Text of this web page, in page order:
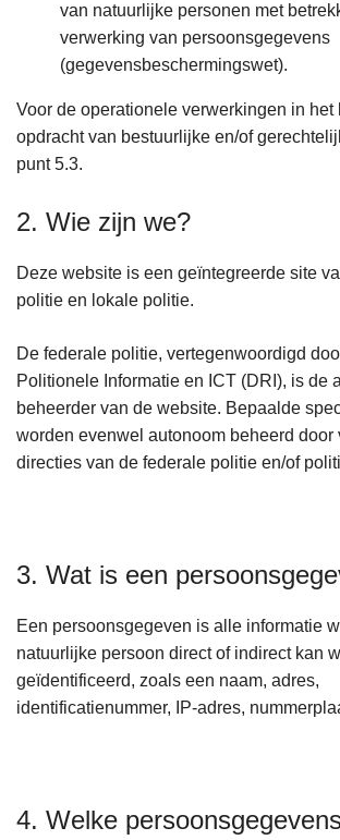
van natuurlijke personen met
verwerking van persoonsgegevens
(gegevensbeschermingswet).
Voor de operationele verwerkingen in het
opdracht van bestuurlijke en/of
punt 5.3.
2. Wie zijn we?
Deze website is een geïntegreerde site
politie en lokale politie.
De federale politie, vertegenwoordigd
Politionele Informatie en ICT (DRI), is de
beheerder van de website. Bepaalde
worden evenwel autonoom beheerd door
directies van de federale politie en/of
3. Wat is een
Een persoonsgegeven is alle informatie
natuurlijke persoon direct of indirect kan
geïdentificeerd, zoals een naam, adres,
identificatienummer, IP-adres,
4. Welke